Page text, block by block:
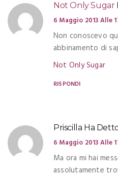
Not Only Sugar
6 Maggio 2013 Alle
Non conoscevo
abbinamento di
Not Only Sugar
RISPONDI
Priscilla Ha
6 Maggio 2013 Alle
Ma ora mi hai
assolutamente